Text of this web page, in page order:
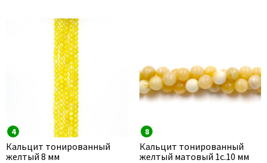
4
Кальцит тонированный
желтый 8 мм
8
Кальцит тонированный
желтый матовый 1с.10 мм